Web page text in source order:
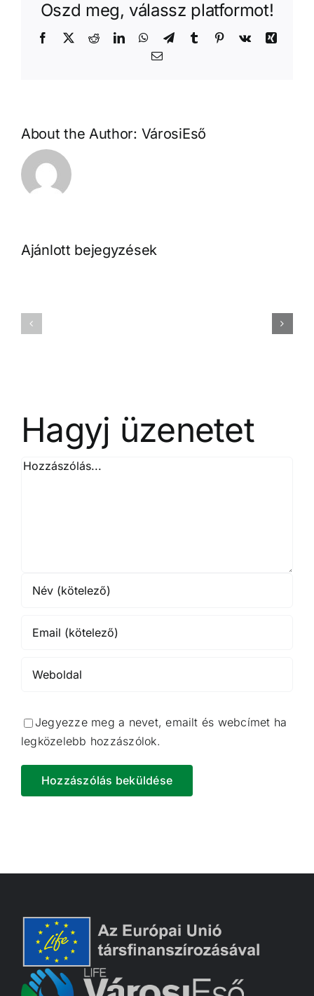
Oszd meg, válassz platformot!
Facebook
X RedditLinkedInWhatsApp
TelegramTumblr Pinterest
Vk
Xing
Email:
About the Author: VárosiEső
Ajánlott bejegyzések
Magyar
Dániel:
Hagyj üzenetet
Hozzászólás
Jegyezze meg a nevet, emailt és webcímet ha
legközelebb hozzászólok.